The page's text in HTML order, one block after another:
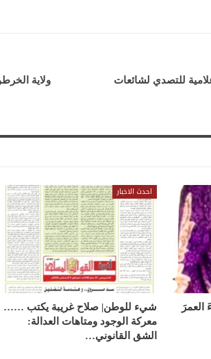
للتصدي لشائعات
ولاية
العمرَ
احدث الاخبار
شيء للوطن| صلاح غريبة يكتب ……
معركة الوجود ومتاهات العدالة:
الشق القانوني…